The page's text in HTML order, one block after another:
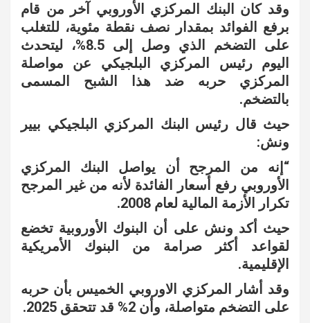
وقد كان البنك المركزي الأوروبي آخر من قام
برفع الفوائد بمقدار نصف نقطة مئوية، للتغلب
على التضخم الذي وصل إلى 8.5%، ليتحدث
اليوم رئيس المركزي البلجيكي عن مواصلة
المركزي حربه ضد هذا الشبح المسمى
بالتضخم.
حيث قال رئيس البنك المركزي البلجيكي بيير
ونش:
“إنه من المرجح أن يواصل البنك المركزي
الأوروبي رفع أسعار الفائدة لأنه من غير المرجح
تكرار الأزمة المالية لعام 2008.
حيث أكد ونش على أن البنوك الأوروبية تخضع
لقواعد أكثر صرامة من البنوك الأمريكية
الإقليمية.
وقد أشار المركزي الاوروبي الخميس بأن حربه
على التضخم متواصلة، وأن 2% قد تتحقق 2025.